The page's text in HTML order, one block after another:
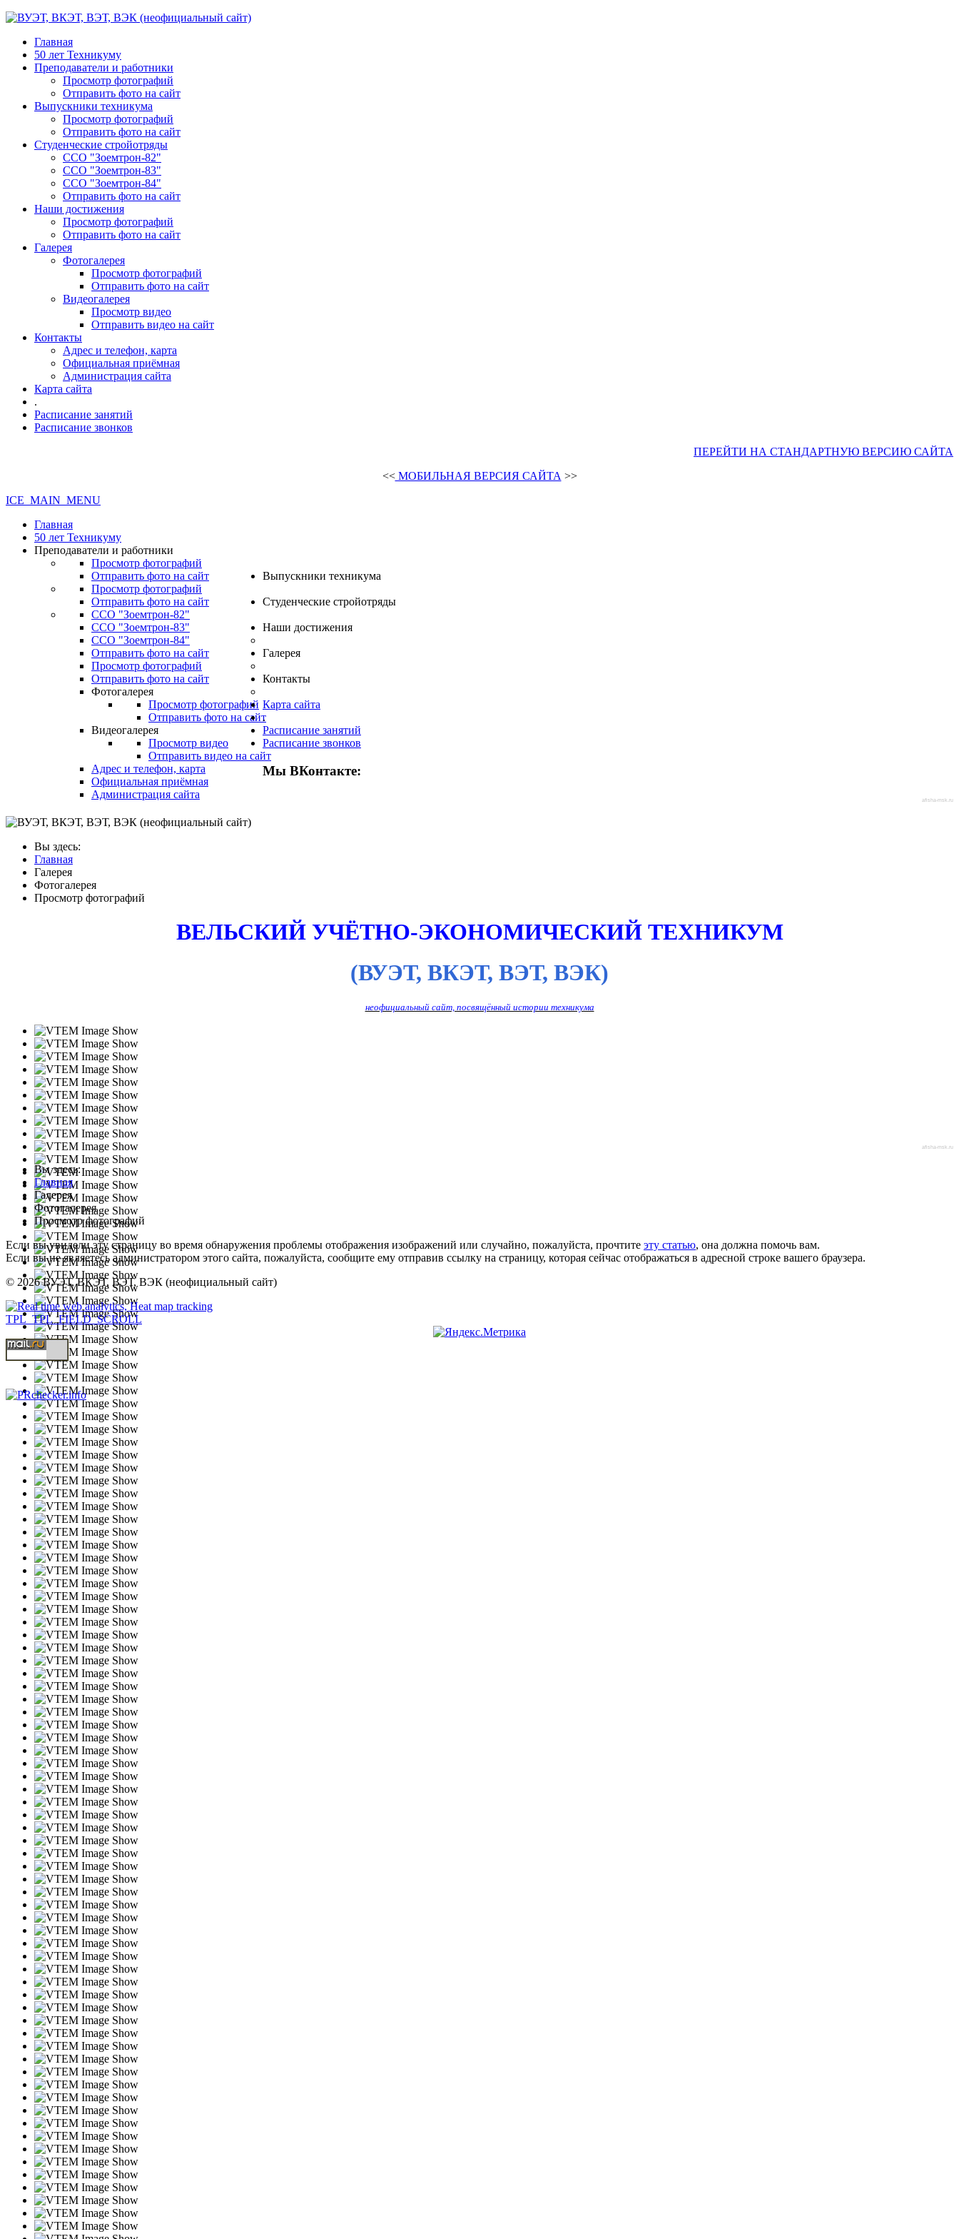
Главная
50 лет Техникуму
Преподаватели и работники
Просмотр фотографий
Отправить фото на сайт
Выпускники техникума
Просмотр фотографий
Отправить фото на сайт
Студенческие стройотряды
ССО "Зоемтрон-82"
ССО "Зоемтрон-83"
ССО "Зоемтрон-84"
Отправить фото на сайт
Наши достижения
Просмотр фотографий
Отправить фото на сайт
Галерея
Фотогалерея
Просмотр фотографий
Отправить фото на сайт
Видеогалерея
Просмотр видео
Отправить видео на сайт
Контакты
Адрес и телефон, карта
Официальная приёмная
Администрация сайта
Карта сайта
.
Расписание занятий
Расписание звонков
ПЕРЕЙТИ НА СТАНДАРТНУЮ ВЕРСИЮ САЙТА
<<МОБИЛЬНАЯ ВЕРСИЯ САЙТА >>
ICE_MAIN_MENU
Главная
50 лет Техникуму
Преподаватели и работники
Просмотр фотографий
Отправить фото на сайт
Выпускники техникума
Просмотр фотографий
Отправить фото на сайт
Студенческие стройотряды
ССО "Зоемтрон-82"
ССО "Зоемтрон-83"
ССО "Зоемтрон-84"
Отправить фото на сайт
Наши достижения
Просмотр фотографий
Отправить фото на сайт
Галерея
Фотогалерея
Просмотр фотографий
Отправить фото на сайт
Видеогалерея
Просмотр видео
Отправить видео на сайт
Контакты
Адрес и телефон, карта
Официальная приёмная
Администрация сайта
Карта сайта
.
Расписание занятий
Расписание звонков
Мы ВКонтакте:
afisha-msk.ru
Вы здесь:
Главная
Галерея
Фотогалерея
Просмотр фотографий
ВЕЛЬСКИЙ УЧЁТНО-ЭКОНОМИЧЕСКИЙ ТЕХНИКУМ
(ВУЭТ, ВКЭТ, ВЭТ, ВЭК)
неофициальный сайт, посвящённый истории техникума
afisha-msk.ru
Вы здесь:
Главная
Галерея
Фотогалерея
Просмотр фотографий
Если вы увидели эту страницу во время обнаружения проблемы отображения изображений или случайно, пожалуйста, прочтите эту статью, она должна помочь вам.
Если вы не являетесь администратором этого сайта, пожалуйста, сообщите ему отправив ссылку на страницу, которая сейчас отображаться в адресной строке вашего браузера.
© 2026 ВУЭТ, ВКЭТ, ВЭТ, ВЭК (неофициальный сайт)
TPL_TPL_FIELD_SCROLL